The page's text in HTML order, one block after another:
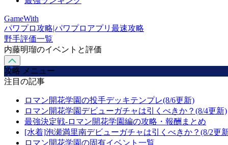
GameWith
パワプロ攻略|パワプロアプリ最速攻略
野手評価一覧
内藤明瑠のイベントと評価
攻略 メニュー
注目の記事
ロマン開花学園の投手デッキテンプレ(8/6更新)
ロマン開花学園デビューガチャは引くべきか？(8/4更新)
最強決定戦-ロマン開花学園編の攻略・報酬まとめ
[水着]泡瀬満里南デビューガチャは引くべきか？(8/2更
ロマン開花学園の固有イベント一覧